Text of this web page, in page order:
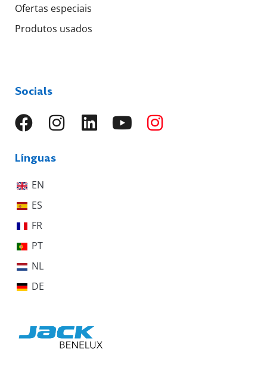
Ofertas especiais
Produtos usados
Socials
Línguas
EN
ES
FR
PT
NL
DE